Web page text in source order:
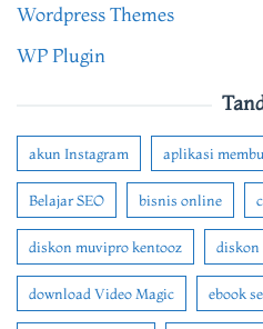
Wordpress Themes
WP Plugin
akun Instagram aplikasi
Belajar SEO bisnis online
diskon muvipro kentooz diskon
download Video Magic ebook